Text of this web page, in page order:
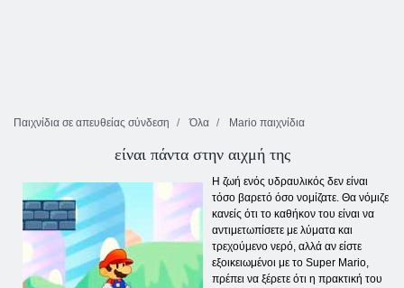
Παιχνίδια σε απευθείας σύνδεση Όλα Mario παιχνίδια
είναι πάντα στην αιχμή της
Η ζωή ενός υδραυλικός δεν είναι
τόσο βαρετό όσο νομίζατε. Θα νόμιζε
κανείς ότι το καθήκον του είναι να
αντιμετωπίσετε με λύματα και
τρεχούμενο νερό, αλλά αν είστε
εξοικειωμένοι με το Super Mario,
πρέπει να ξέρετε ότι η πρακτική του